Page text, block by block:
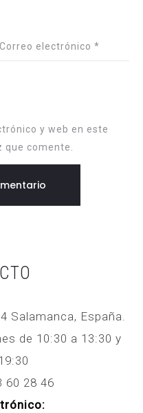
Correo electrónico *
y web en este
comente.
Salamanca, España.
de 10:30 a 13:30 y
60 28 46